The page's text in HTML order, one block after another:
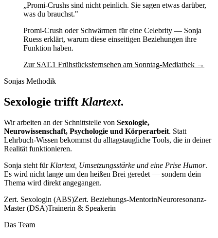
„Promi-Crushs sind nicht peinlich. Sie sagen etwas darüber,
was du brauchst."
Promi-Crush oder Schwärmen für eine Celebrity — Sonja
Ruess erklärt, warum diese einseitigen Beziehungen ihre
Funktion haben.
Zur SAT.1 Frühstücksfernsehen am Sonntag-Mediathek →
Sonjas Methodik
Sexologie trifft Klartext.
Wir arbeiten an der Schnittstelle von Sexologie,
Neurowissenschaft, Psychologie und Körperarbeit. Statt
Lehrbuch-Wissen bekommst du alltagstaugliche Tools, die in deiner
Realität funktionieren.
Sonja steht für Klartext, Umsetzungsstärke und eine Prise Humor.
Es wird nicht lange um den heißen Brei geredet — sondern dein
Thema wird direkt angegangen.
Zert. Sexologin (ABS)Zert. Beziehungs-MentorinNeuroresonanz-
Master (DSA)Trainerin & Speakerin
Das Team